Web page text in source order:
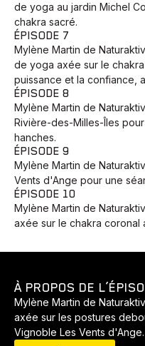
Animaux
Développement Histoires
de yoga au jardin Michel
chakra sacré.
ÉPISODE 7
Mylène Martin de
de yoga axée sur le
puissance et la confiance,
ÉPISODE 8
Mylène Martin de
Rivière-des-Milles-Îles
hanches.
ÉPISODE 9
Mylène Martin de
Vents d'Ange pour une
ÉPISODE 10
Mylène Martin de
axée sur le chakra coronal
À PROPOS DE
Mylène Martin de
axée sur les postures
Vignoble Les Vents d'Ange.